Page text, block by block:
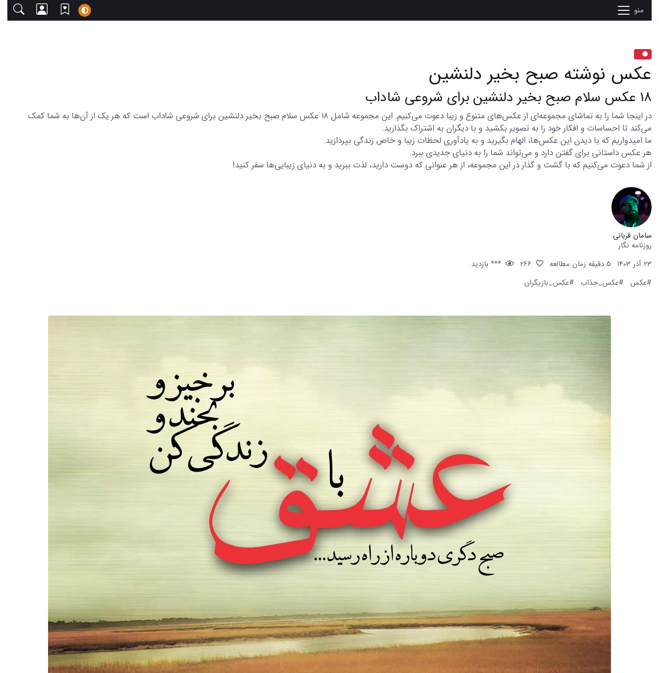
منو
عکس نوشته صبح بخیر دلنشین
18 عکس سلام صبح بخیر دلنشین برای شروعی شاداب
در اینجا شما را به تماشای مجموعه‌ای از عکس‌های متنوع و زیبا دعوت می‌کنیم. این مجموعه شامل 18 عکس سلام صبح بخیر دلنشین برای شروعی شاداب است که هر یک از آن‌ها به شما کمک
می‌کند تا احساسات و افکار خود را به تصویر بکشید و با دیگران به اشتراک بگذارید.
ما امیدواریم که با دیدن این عکس‌ها، الهام بگیرید و به یادآوری لحظات زیبا و خاص زندگی بپردازید.
هر عکس داستانی برای گفتن دارد و می‌تواند شما را به دنیای جدیدی ببرد.
از شما دعوت می‌کنیم که با گشت و گذار در این مجموعه، از هر عنوانی که دوست دارید، لذت ببرید و به دنیای زیبایی‌ها سفر کنید!
سامان قربانی
روزنامه نگار
23 آذر 1403
5 دقیقه زمان مطالعه
*** بازدید
#عکس
#عکس_جذاب #عکس_بازیگران